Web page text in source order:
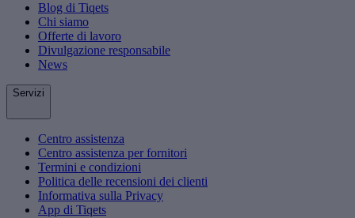
Blog di Tiqets
Chi siamo
Offerte di lavoro
Divulgazione responsabile
News
Servizi
Centro assistenza
Centro assistenza per fornitori
Termini e condizioni
Politica delle recensioni dei clienti
Informativa sulla Privacy
App di Tiqets